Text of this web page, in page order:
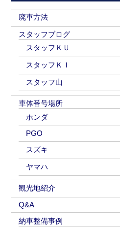
廃車方法
スタッフブログ
スタッフＫＵ
スタッフＫＩ
スタッフ山
車体番号場所
ホンダ
PGO
スズキ
ヤマハ
観光地紹介
Q&A
納車整備事例